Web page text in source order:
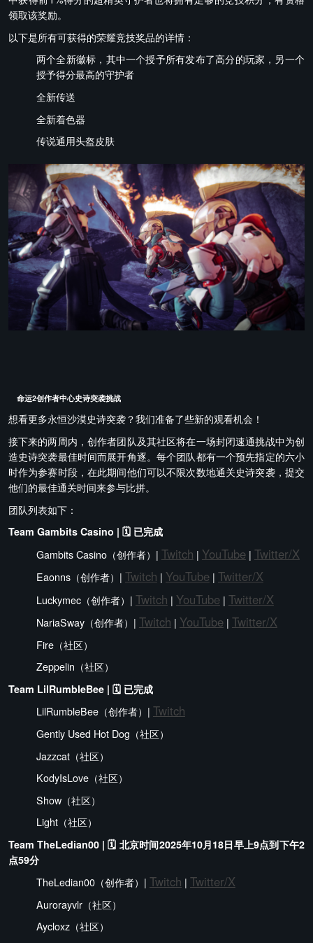
领取该奖励。
以下是所有可获得的荣耀竞技奖品的详情：
两个全新徽标，其中一个授予所有发布了高分的玩家，另一个
授予得分最高的守护者
全新传送
全新着色器
传说通用头盔皮肤
命运2创作者中心史诗突袭挑战
想看更多永恒沙漠史诗突袭？我们准备了些新的观看机会！
接下来的两周内，创作者团队及其社区将在一场封闭速通挑战中为创
造史诗突袭最佳时间而展开角逐。每个团队都有一个预先指定的六小
时作为参赛时段，在此期间他们可以不限次数地通关史诗突袭，提交
他们的最佳通关时间来参与比拼。
团队列表如下：
Team Gambits Casino | 🗓️ 已完成
Gambits Casino（创作者）| Twitch | YouTube| Twitter/X
Eaonns（创作者）| Twitch | YouTube| Twitter/X
Luckymec（创作者）| Twitch | YouTube| Twitter/X
NariaSway（创作者）| Twitch | YouTube| Twitter/X
Fire（社区）
Zeppelin（社区）
Team LilRumbleBee | 🗓️ 已完成
LilRumbleBee（创作者）| Twitch
Gently Used Hot Dog（社区）
Jazzcat（社区）
KodyIsLove（社区）
Show（社区）
Light（社区）
Team TheLedian00 | 🗓️ 北京时间2025年10月18日早上9点到下午2
点59分
TheLedian00（创作者）| Twitch | Twitter/X
Aurorayvlr（社区）
Aycloxz（社区）